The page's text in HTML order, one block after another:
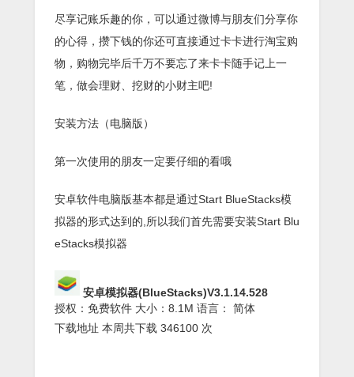
尽享记账乐趣的你，可以通过微博与朋友们分享你
的心得，攒下钱的你还可直接通过卡卡进行淘宝购
物，购物完毕后千万不要忘了来卡卡随手记上一
笔，做会理财、挖财的小财主吧!
安装方法（电脑版）
第一次使用的朋友一定要仔细的看哦
安卓软件电脑版基本都是通过Start BlueStacks模
拟器的形式达到的,所以我们首先需要安装Start Blu
eStacks模拟器
安卓模拟器(BlueStacks)V3.1.14.528
授权：免费软件 大小：8.1M 语言： 简体
下载地址 本周共下载 346100 次